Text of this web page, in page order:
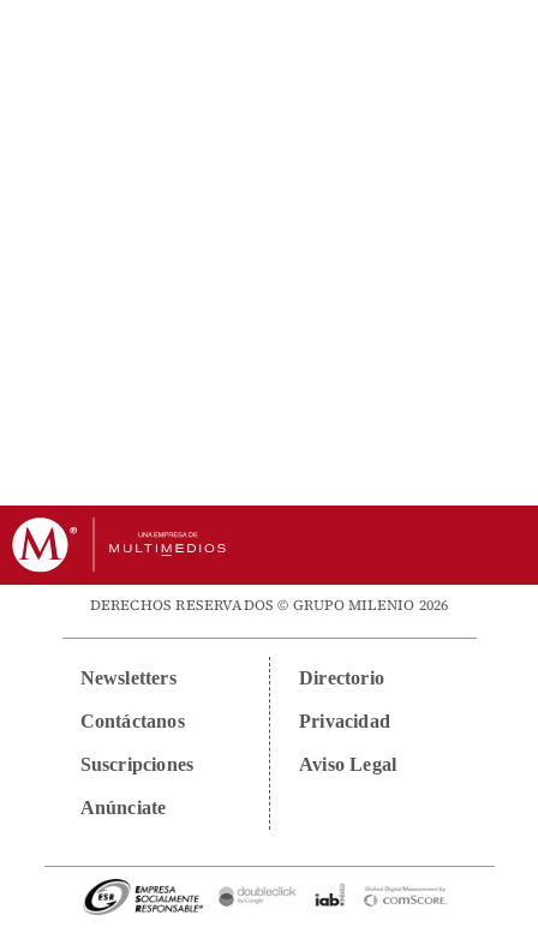
DERECHOS RESERVADOS © GRUPO MILENIO 2026
Newsletters
Contáctanos
Suscripciones
Anúnciate
Directorio
Privacidad
Aviso Legal